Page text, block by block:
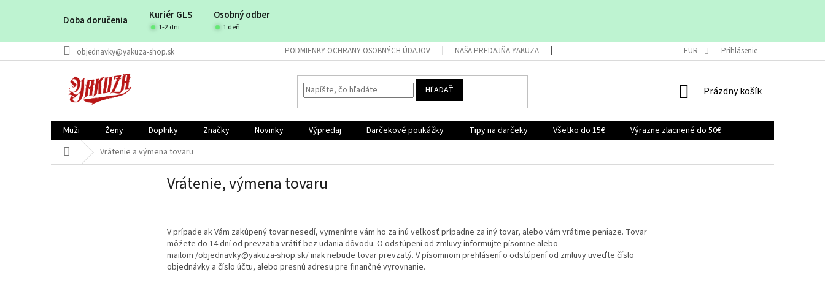
Doba doručenia Kuriér GLS Osobný odber
1-2 dni 1 deň
objednavky@yakuza-shop.sk PODMIENKY OCHRANY OSOBNÝCH ÚDAJOV NAŠA PREDAJŇA YAKUZA OBCHODNÉ PODMIENKY
EUR Prihlásenie
HĽADAŤ
NÁKUPNÝ
Prázdny košík
Muži Ženy Doplnky Značky Novinky Výpredaj Darčekové poukážky Tipy na darčeky Všetko do 15€
Výrazne zlacnené do 50€
DomovVrátenie a výmena tovaru
Vrátenie, výmena tovaru
V prípade ak Vám zakúpený tovar nesedí, vymeníme vám ho za inú veľkosť prípadne za iný tovar, alebo vám vrátime peniaze. Tovar
môžete do 14 dní od prevzatia vrátiť bez udania dôvodu. O odstúpení od zmluvy informujte písomne alebo
mailom /objednavky@yakuza-shop.sk/ inak nebude tovar prevzatý. V písomnom prehlásení o odstúpení od zmluvy uveďte číslo
objednávky a číslo účtu, alebo presnú adresu pre finančné vyrovnanie.